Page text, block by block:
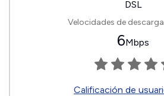
DSL
Velocidades de
6Mbps
Calificación de